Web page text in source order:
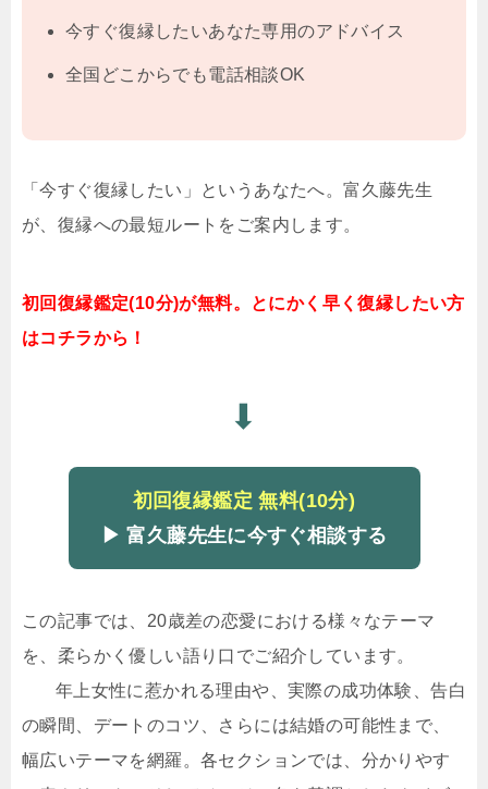
今すぐ復縁したいあなた専用のアドバイス
全国どこからでも電話相談OK
「今すぐ復縁したい」というあなたへ。富久藤先生
が、復縁への最短ルートをご案内します。
初回復縁鑑定(10分)が無料。とにかく早く復縁したい方
はコチラから！
⬇
初回復縁鑑定 無料(10分)
▶ 富久藤先生に今すぐ相談する
この記事では、20歳差の恋愛における様々なテーマ
を、柔らかく優しい語り口でご紹介しています。
年上女性に惹かれる理由や、実際の成功体験、告白
の瞬間、デートのコツ、さらには結婚の可能性まで、
幅広いテーマを網羅。各セクションでは、分かりやす